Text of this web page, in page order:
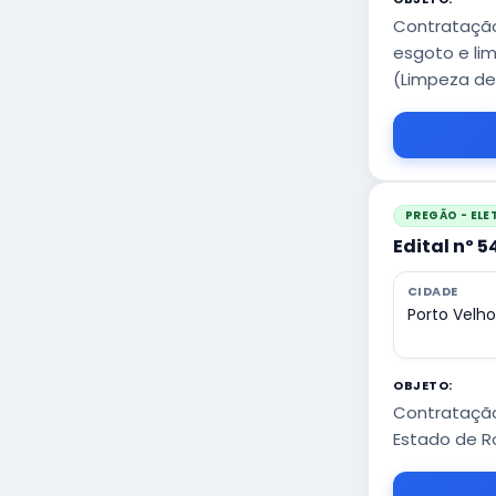
esgoto e
(Limpeza
PREGÃO -
Edital nº
CIDADE
Porto
OBJETO:
Estado de